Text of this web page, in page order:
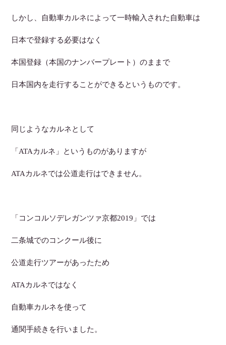
しかし、自動車カルネによって一時輸入された自動車は
日本で登録する必要はなく
本国登録（本国のナンバープレート）のままで
日本国内を走行することができるというものです。
同じようなカルネとして
「ATAカルネ」というものがありますが
ATAカルネでは公道走行はできません。
「コンコルソデレガンツァ京都2019」では
二条城でのコンクール後に
公道走行ツアーがあったため
ATAカルネではなく
自動車カルネを使って
通関手続きを行いました。